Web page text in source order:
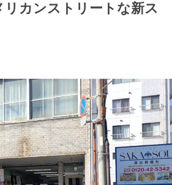
リカンストリートな新ス